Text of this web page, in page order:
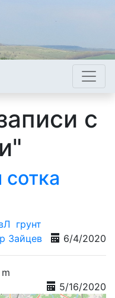
с
грунт
Зайцев
6/4/2020
5/16/2020